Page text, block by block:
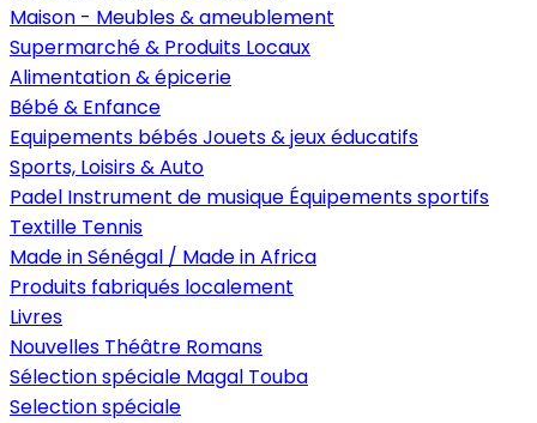
Maison - Meubles & ameublement
Supermarché & Produits Locaux
Alimentation & épicerie
Bébé & Enfance
Equipements bébésJouets & jeux éducatifs
Sports, Loisirs & Auto
Padel Instrument de musique Équipements sportifs
Textille Tennis
Made in Sénégal / Made in Africa
Produits fabriqués localement
Livres
Nouvelles Théâtre Romans
Sélection spéciale Magal Touba
Selection spéciale